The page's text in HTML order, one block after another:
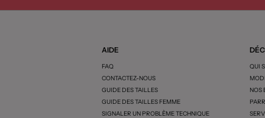
AIDE
FAQ
CONTACTEZ-NOUS
GUIDE DES TAILLES
GUIDE DES TAILLES FEMME
SIGNALER UN PROBLÈME TECHNIQUE
QUI
NOS